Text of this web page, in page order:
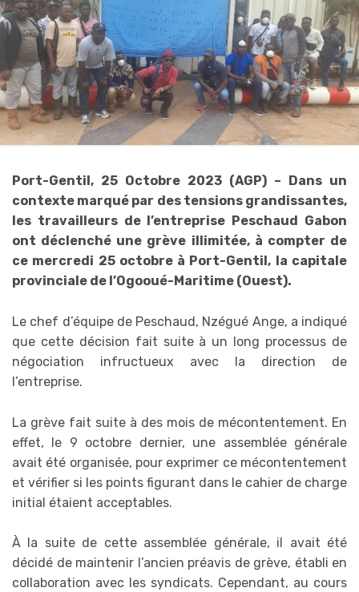
Port-Gentil, 25 Octobre 2023 (AGP) – Dans un
contexte marqué par des tensions grandissantes,
les travailleurs de l’entreprise Peschaud Gabon
ont déclenché une grève illimitée, à compter de
ce mercredi 25 octobre à Port-Gentil, la capitale
provinciale de l’Ogooué-Maritime (Ouest).
Le chef d’équipe de Peschaud, Nzégué Ange, a indiqué
que cette décision fait suite à un long processus de
négociation infructueux avec la direction de
l’entreprise.
La grève fait suite à des mois de mécontentement. En
effet, le 9 octobre dernier, une assemblée générale
avait été organisée, pour exprimer ce mécontentement
et vérifier si les points figurant dans le cahier de charge
initial étaient acceptables.
À la suite de cette assemblée générale, il avait été
décidé de maintenir l’ancien préavis de grève, établi en
collaboration avec les syndicats. Cependant, au cours